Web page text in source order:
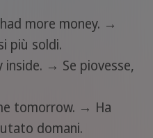
more money. →
più soldi.
→ Se piovesse,
tomorrow. → Ha
domani.